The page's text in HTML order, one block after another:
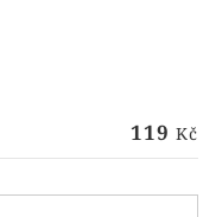
119 Kč